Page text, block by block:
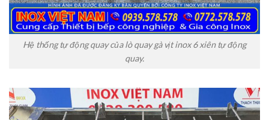
Hệ thống tự động quay của lò quay gà vịt inox 6 xiên tự động
quay.